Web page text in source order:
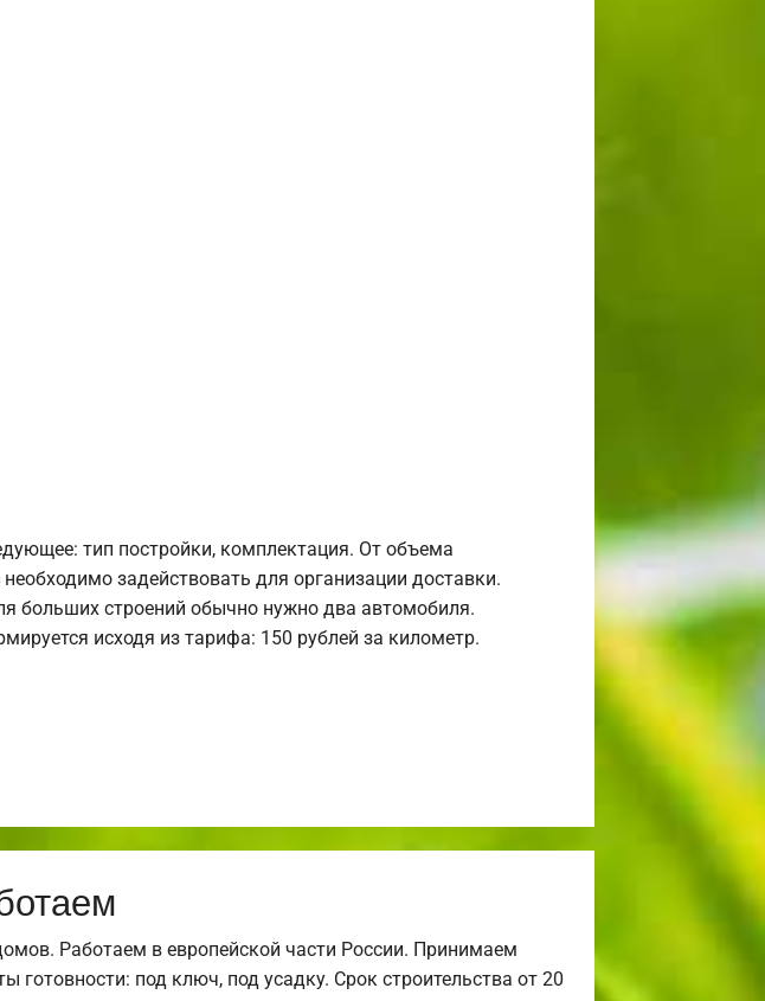
тип постройки, комплектация. От объема
задействовать для организации доставки.
больших строений обычно нужно два автомобиля.
исходя из тарифа: 150 рублей за километр.
Работаем в европейской части России. Принимаем
под ключ, под усадку. Срок строительства от 20